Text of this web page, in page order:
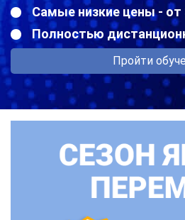
Самые низкие цены - от
Полностью
Пройти